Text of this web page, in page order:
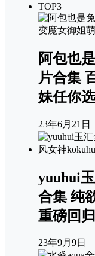
TOP3
阿包也
片合集
妹任你选
23年6月21日
yuuhui
合集 纯
重磅回归
23年9月9日